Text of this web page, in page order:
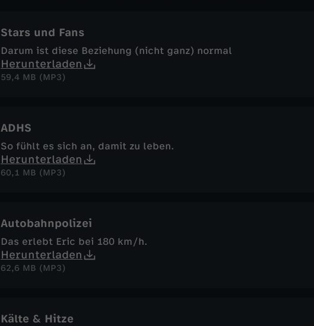
Stars und Fans
Darum ist diese Beziehung (nicht ganz) normal
Herunterladen
59,4 MB (MP3)
ADHS
So fühlt es sich an, damit zu leben.
Herunterladen
60,1 MB (MP3)
Autobahnpolizei
Das erlebt Eric bei 180 km/h.
Herunterladen
62,6 MB (MP3)
Kälte & Hitze